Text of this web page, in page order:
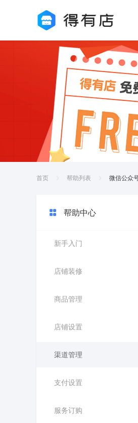
首页 帮助列表 微信公众
帮助中心
新手入门
店铺装修
商品管理
店铺设置
渠道管理
支付设置
服务订购